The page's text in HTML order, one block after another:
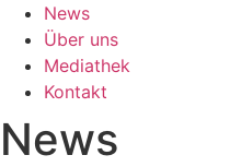
News
Über uns
Mediathek
Kontakt
News